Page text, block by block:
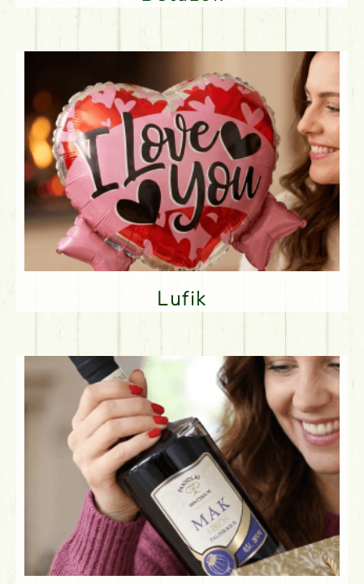
Lufik